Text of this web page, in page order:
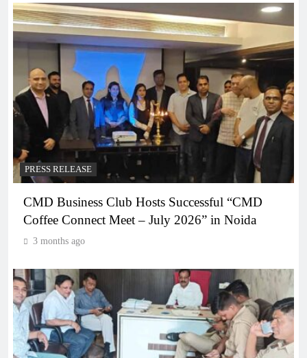
PRESS RELEASE
CMD Business Club Hosts Successful “CMD
Coffee Connect Meet – July 2026” in Noida
3 months ago